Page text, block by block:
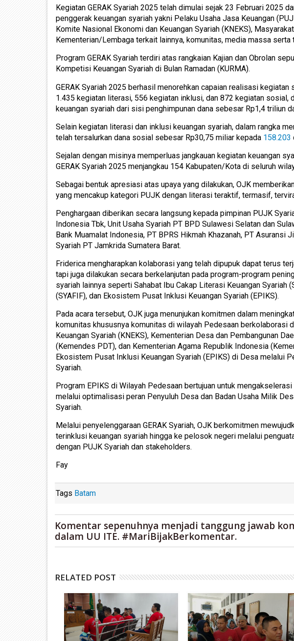
Kegiatan GERAK Syariah 2025 telah dimulai sejak 23 Februari 2025
penggerak keuangan syariah yakni Pelaku Usaha Jasa Keuangan
Komite Nasional Ekonomi dan Keuangan Syariah (KNEKS),
Kementerian/Lembaga terkait lainnya, komunitas, media massa serta
Program GERAK Syariah terdiri atas rangkaian Kajian dan Obrolan
Kompetisi Keuangan Syariah di Bulan Ramadan (KURMA).
GERAK Syariah 2025 berhasil menorehkan capaian realisasi
1.435 kegiatan literasi, 556 kegiatan inklusi, dan 872 kegiatan sosial,
keuangan syariah dari sisi penghimpunan dana sebesar Rp1,4 triliun
Selain kegiatan literasi dan inklusi keuangan syariah, dalam rangka
telah tersalurkan dana sosial sebesar Rp30,75 miliar kepada 158.203
Sejalan dengan misinya memperluas jangkauan kegiatan keuangan
GERAK Syariah 2025 menjangkau 154 Kabupaten/Kota di seluruh
Sebagai bentuk apresiasi atas upaya yang dilakukan, OJK
yang mencakup kategori PUJK dengan literasi teraktif, termasif,
Penghargaan diberikan secara langsung kepada pimpinan PUJK
Indonesia Tbk, Unit Usaha Syariah PT BPD Sulawesi Selatan dan
Bank Muamalat Indonesia, PT BPRS Hikmah Khazanah, PT Asuransi
Syariah PT Jamkrida Sumatera Barat.
Friderica mengharapkan kolaborasi yang telah dipupuk dapat terus
tapi juga dilakukan secara berkelanjutan pada program-program
syariah lainnya seperti Sahabat Ibu Cakap Literasi Keuangan Syariah
(SYAFIF), dan Ekosistem Pusat Inklusi Keuangan Syariah (EPIKS).
Pada acara tersebut, OJK juga menunjukan komitmen dalam
komunitas khususnya komunitas di wilayah Pedesaan berkolaborasi
Keuangan Syariah (KNEKS), Kementerian Desa dan Pembangunan
(Kemendes PDT), dan Kementerian Agama Republik Indonesia
Ekosistem Pusat Inklusi Keuangan Syariah (EPIKS) di Desa melalui
Syariah.
Program EPIKS di Wilayah Pedesaan bertujuan untuk
melalui optimalisasi peran Penyuluh Desa dan Badan Usaha Milik
Syariah.
Melalui penyelenggaraan GERAK Syariah, OJK berkomitmen
terinklusi keuangan syariah hingga ke pelosok negeri melalui
dengan PUJK Syariah dan stakeholders.
Fay
Tags Batam
Komentar sepenuhnya menjadi tanggung jawab
dalam UU ITE. #MariBijakBerkomentar.
RELATED POST